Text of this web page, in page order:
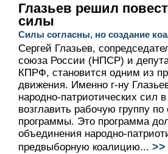
Глазьев решил
силы
Силы согласны, но создание
Сергей Глазьев,
союза России (НПСР) и
КПРФ, становится одним из
движения. Именно г-ну
народно-патриотических сил
возглавить рабочую группу
программы. Это программа
объединения народно-
предвыборную коалицию... >>